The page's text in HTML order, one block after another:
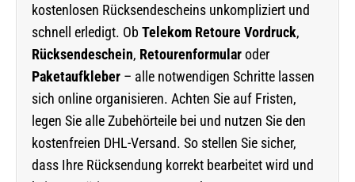
kostenlosen Rücksendescheins unkompliziert und
schnell erledigt. Ob Telekom Retoure Vordruck,
Rücksendeschein, Retourenformularoder
Paketaufkleber – alle notwendigen Schritte lassen
sich online organisieren. Achten Sie auf Fristen,
legen Sie alle Zubehörteile bei und nutzen Sie den
kostenfreien DHL-Versand. So stellen Sie sicher,
dass Ihre Rücksendung korrekt bearbeitet wird und